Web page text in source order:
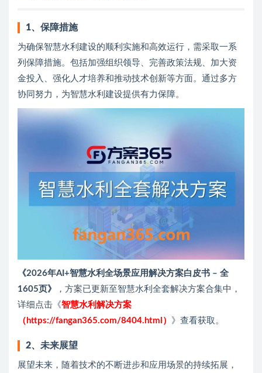
1、 保障措施
为确保智慧水利建设的顺利实施和高效运行，需采取一系
列保障措施。包括加强组织领导、完善政策法规、加大资
金投入、强化人才培养和推动技术创新等方面。通过多方
协同努力，为智慧水利建设提供有力保障。
《2026年AI+智慧水利全场景应用解决方案白皮书 – 全
1605页》
，方案已更新至智慧水利全套解决方案合集中，
详细点击《智慧水利解决方案
（https://fangan365.com/8404.html） 》查看获取。
2、 未来展望
展望未来，随着技术的不断进步和应用场景的持续拓展，